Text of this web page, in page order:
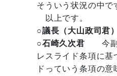
そういう状況の中
以上です。
○議長（大山政司君
○石崎久次君
今副
レスライド条項に
ドっていう条項の